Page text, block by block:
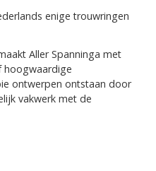
enige trouwringen
Aller Spanninga met
hoogwaardige
ontwerpen ontstaan door
vakwerk met de